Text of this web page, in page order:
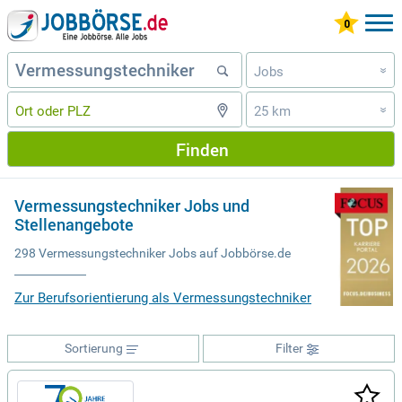
Jobs »
25 km »
Finden
Vermessungstechniker Jobs und
Stellenangebote
298 Vermessungstechniker Jobs auf Jobbörse.de
Zur Berufsorientierung als Vermessungstechniker
Filter
Sortierung